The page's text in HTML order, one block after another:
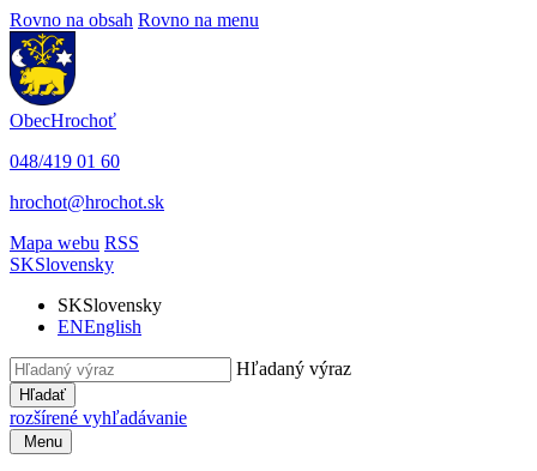
Rovno na obsah Rovno na menu
ObecHrochoť
048/419 01 60
hrochot@hrochot.sk
Mapa webu RSS
SKSlovensky
SKSlovensky
ENEnglish
Hľadaný výraz
Hľadať
rozšírené vyhľadávanie
Menu